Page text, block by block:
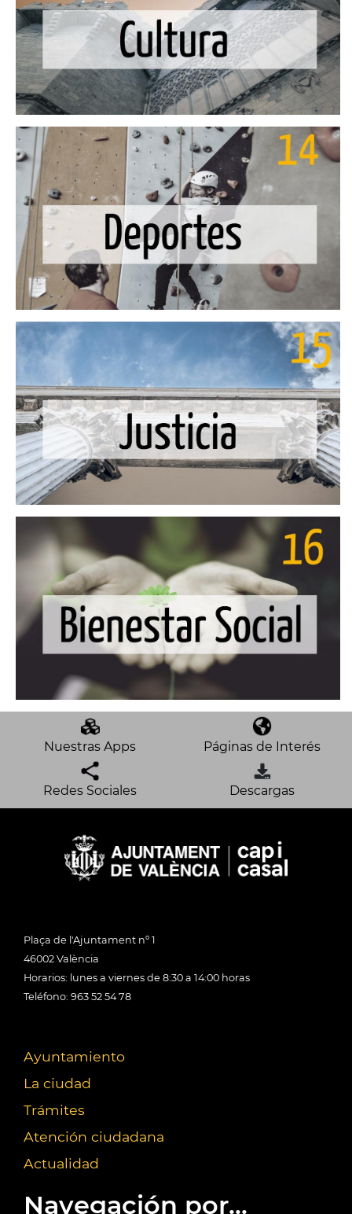
Nuestras Apps Páginas de Interés
Redes Sociales Descargas
Plaça de l'Ajuntament nº 1
46002 València
Horarios: lunes a viernes de 8:30 a 14:00 horas
Teléfono: 963 52 54 78
Ayuntamiento
La ciudad
Trámites
Atención ciudadana
Actualidad
Navegación por...